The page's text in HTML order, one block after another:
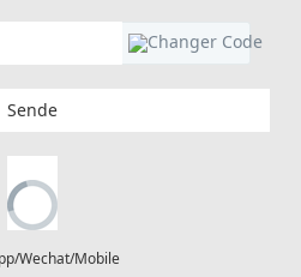
Sende
Wechat/Mobile